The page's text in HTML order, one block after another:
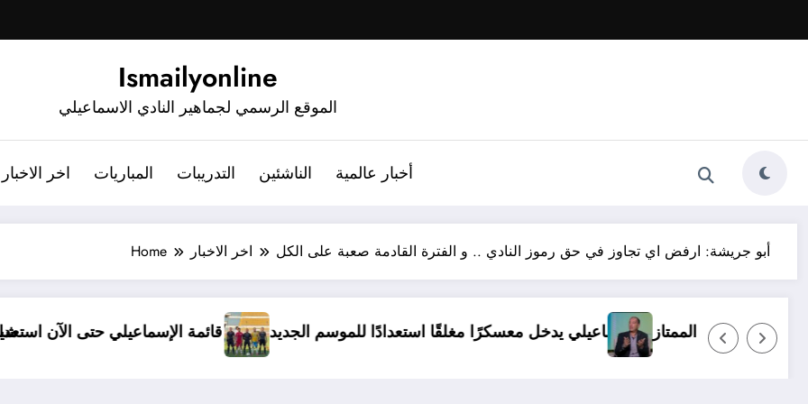
Ismailyonline
الموقع الرسمي لجماهير النادي الاسماعيلي
اخر الاخبار المباريات التدريبات الناشئين أخبار عالمية
Home اخر الاخبار أبو جريشة: ارفض اي تجاوز في حق رموز النادي .. و الفترة القادمة صعبة على الكل
قائمة الإسماعيلي يدخل معسكرًا مغلقًا استعدادًا للموسم الجديد بديل عن العودة للدوري الممتاز